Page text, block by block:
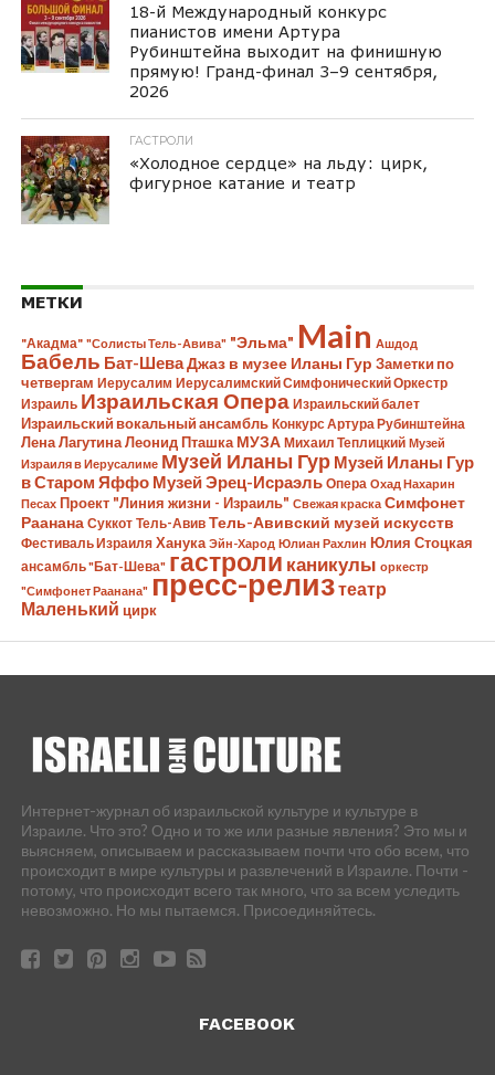
18-й Международный конкурс
пианистов имени Артура
Рубинштейна выходит на финишную
прямую! Гранд-финал 3–9 сентября,
2026
ГАСТРОЛИ
«Холодное сердце» на льду: цирк,
фигурное катание и театр
МЕТКИ
"Акадма" "Солисты Тель-Авива" "Эльма" Main Ашдод
Бабель Бат-ШеваДжаз в музее Иланы Гур Заметки по
четвергам Иерусалим Иерусалимский Симфонический Оркестр
Израиль Израильская Опера Израильский балет
Израильский вокальный ансамбль Конкурс Артура Рубинштейна
Лена Лагутина Леонид Пташка МУЗА Михаил Теплицкий Музей
Израиля в Иерусалиме Музей Иланы Гур Музей Иланы Гур
в Старом Яффо Музей Эрец-Исраэль Опера Охад Нахарин
Песах Проект "Линия жизни - Израиль" Свежая краска Симфонет
Раанана Суккот Тель-Авив Тель-Авивский музей искусств
Фестиваль Израиля Ханука Эйн-Харод Юлиан Рахлин Юлия Стоцкая
ансамбль "Бат-Шева" гастроли каникулы оркестр
"Симфонет Раанана" пресс-релизтеатр
Маленький цирк
Интернет-журнал об израильской культуре и культуре в
Израиле. Что это? Одно и то же или разные явления? Это мы и
выясняем, описываем и рассказываем почти что обо всем, что
происходит в мире культуры и развлечений в Израиле. Почти -
потому, что происходит всего так много, что за всем уследить
невозможно. Но мы пытаемся. Присоединяйтесь.
FACEBOOK